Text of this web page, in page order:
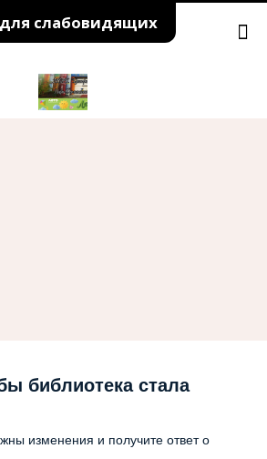
слабовидящих
библиотека стала
изменения и получите ответ о